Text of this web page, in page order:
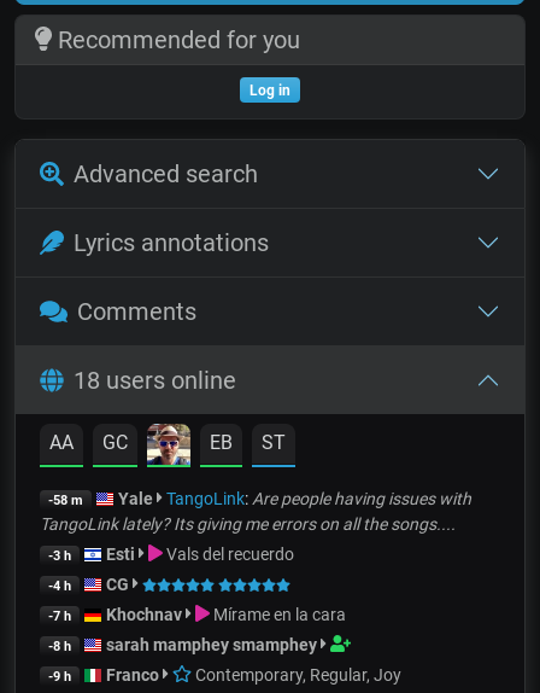
Recommended for you
Log in
Advanced search
Lyrics annotations
Comments
18 users online
AA GC EB ST
-58 m Yale TangoLink: Are people having issues with
TangoLink lately? Its giving me errors on all the songs....
-3 h Esti Vals del recuerdo
-4 h CG
-7 h Khochnav Mírame en la cara
-8 h sarah mamphey smamphey
-9 h Franco Contemporary, Regular, Joy